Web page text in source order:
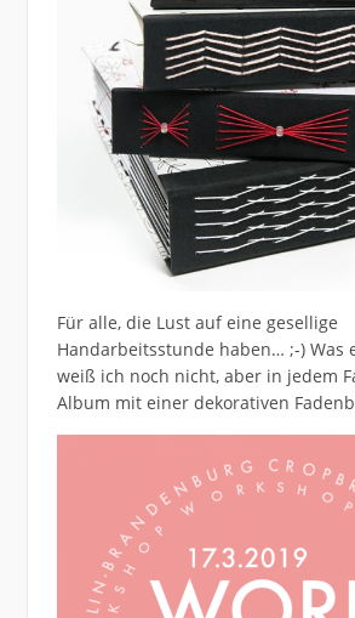
Für alle, die Lust auf eine gesellige
Handarbeitsstunde haben… ;-) Was
weiß ich noch nicht, aber in jedem
Album mit einer dekorativen